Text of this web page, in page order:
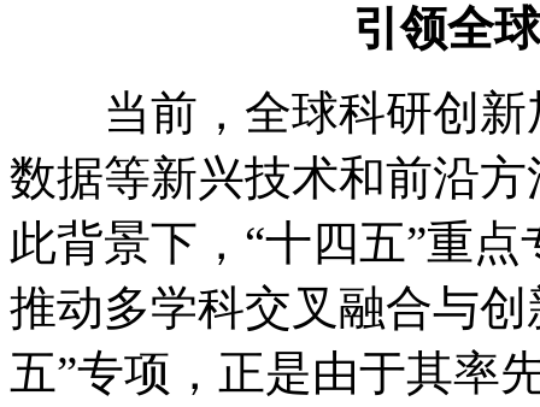
引领全
当前，全球科研创新
数据等新兴技术和前沿
此背景下，“十四五”重
推动多学科交叉融合与
五”专项，正是由于其率